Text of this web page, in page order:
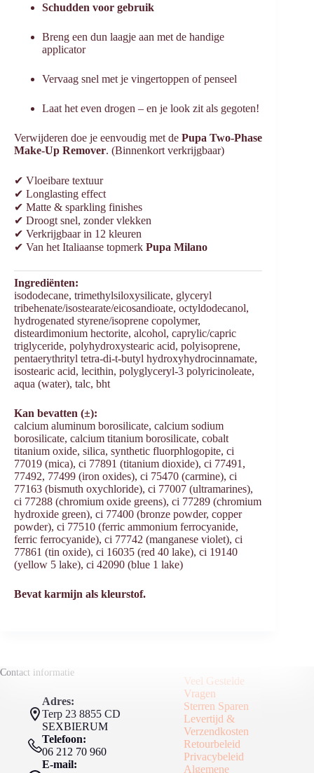
Schudden voor gebruik
Breng een dun laagje aan met de handige
applicator
Vervaag snel met je vingertoppen of penseel
Laat het even drogen – en je look zit als gegoten!
Verwijderen doe je eenvoudig met de Pupa Two-Phase
Make-Up Remover. (Binnenkort verkrijgbaar)
✔ Vloeibare textuur
✔ Longlasting effect
✔ Matte & sparkling finishes
✔ Droogt snel, zonder vlekken
✔ Verkrijgbaar in 12 kleuren
✔ Van het Italiaanse topmerk Pupa Milano
Ingrediënten:
isododecane, trimethylsiloxysilicate, glyceryl
tribehenate/isostearate/eicosandioate, octyldodecanol,
hydrogenated styrene/isoprene copolymer,
disteardimonium hectorite, alcohol, caprylic/capric
triglyceride, polyhydroxystearic acid, polyisoprene,
pentaerythrityl tetra-di-t-butyl hydroxyhydrocinnamate,
isostearic acid, lecithin, polyglyceryl-3 polyricinoleate,
aqua (water), talc, bht
Kan bevatten (±):
calcium aluminum borosilicate, calcium sodium
borosilicate, calcium titanium borosilicate, cobalt
titanium oxide, silica, synthetic fluorphlogopite, ci
77019 (mica), ci 77891 (titanium dioxide), ci 77491,
77492, 77499 (iron oxides), ci 75470 (carmine), ci
77163 (bismuth oxychloride), ci 77007 (ultramarines),
ci 77288 (chromium oxide greens), ci 77289 (chromium
hydroxide green), ci 77400 (bronze powder, copper
powder), ci 77510 (ferric ammonium ferrocyanide,
ferric ferrocyanide), ci 77742 (manganese violet), ci
77861 (tin oxide), ci 16035 (red 40 lake), ci 19140
(yellow 5 lake), ci 42090 (blue 1 lake)
Bevat karmijn als kleurstof.
Contact informatie
Adres:
Terp 23 8855 CD
SEXBIERUM
Telefoon:
06 212 70 960
E-mail:
Veel Gestelde
Vragen
Sterren Sparen
Levertijd &
Verzendkosten
Retourbeleid
Privacybeleid
Algemene